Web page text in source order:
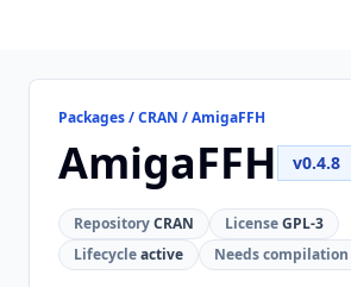
Packages / CRAN / AmigaFFH
AmigaFFH v0.4.8
RepositoryCRAN LicenseGPL-3
Lifecycleactive Needs compilation